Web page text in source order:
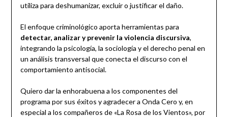
utiliza para deshumanizar, excluir o justificar el daño.
El enfoque criminológico aporta herramientas para
detectar, analizar y prevenir la violencia discursiva,
integrando la psicología, la sociología y el derecho penal en
un análisis transversal que conecta el discurso con el
comportamiento antisocial.
Quiero dar la enhorabuena a los componentes del
programa por sus éxitos y agradecer a Onda Cero y, en
especial a los compañeros de «La Rosa de los Vientos», por